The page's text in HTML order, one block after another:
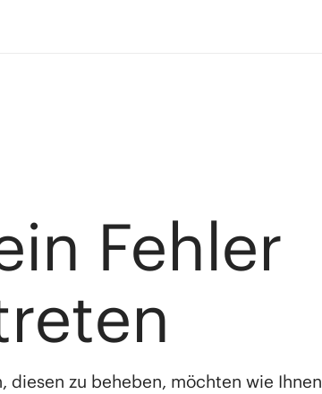
Fehler
diesen zu beheben, möchten wie Ihnen